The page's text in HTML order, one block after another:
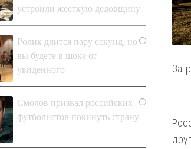
устроили жесткую дедовщину
i
Ролик длится пару секунд, но
вы будете в шоке от
увиденного
i
Смолов призвал российских
футболистов покинуть страну